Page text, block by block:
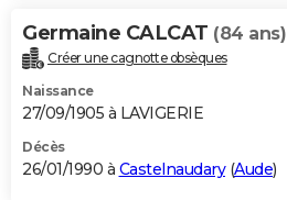
Germaine CALCAT (84 ans)
Créer une cagnotte obsèques
Naissance
27/09/1905 à LAVIGERIE
Décès
26/01/1990 à Castelnaudary(Aude)